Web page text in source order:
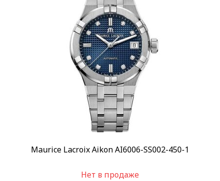
Maurice Lacroix Aikon AI6006-SS002-450-1
Нет в продаже